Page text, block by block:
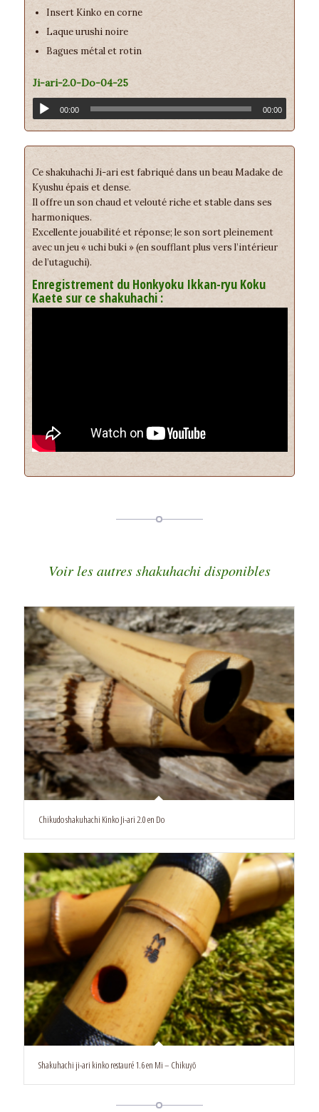
Insert Kinko en corne
Laque urushi noire
Bagues métal et rotin
Ji-ari-2.0-Do-04-25
00:00 00:00
Ce shakuhachi Ji-ari est fabriqué dans un beau Madake de
Kyushu épais et dense.
Il offre un son chaud et velouté riche et stable dans ses
harmoniques.
Excellente jouabilité et réponse; le son sort pleinement
avec un jeu « uchi buki » (en soufflant plus vers l’intérieur
de l’utaguchi).
Enregistrement du Honkyoku Ikkan-ryu Koku
Kaete sur ce shakuhachi :
Voir les autres shakuhachi disponibles
Chikudo shakuhachi Kinko Ji-ari 2.0 en Do
Shakuhachi ji-ari kinko restauré 1.6 en Mi – Chikuyō